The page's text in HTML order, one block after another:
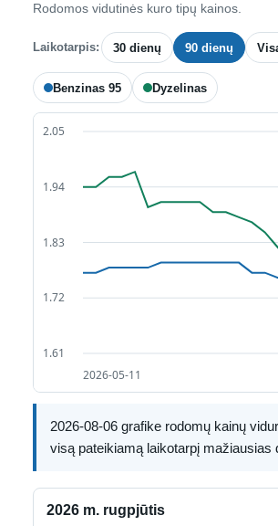
Rodomos vidutinės kuro tipų kainos.
Laikotarpis: 30 dienų 90 dienų
Benzinas 95 Dyzelinas
2026-08-06 grafike rodomų kainų
visą pateikiamą laikotarpį mažiausias
2026 m. rugpjūtis